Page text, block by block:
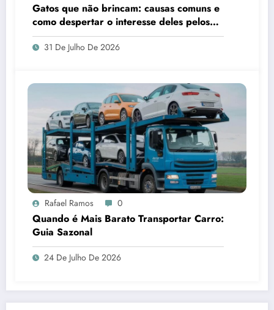
Gatos que não brincam: causas comuns e
como despertar o interesse deles pelos
brinquedos
31 De Julho De 2026
Rafael Ramos 0
Quando é Mais Barato Transportar Carro:
Guia Sazonal
24 De Julho De 2026